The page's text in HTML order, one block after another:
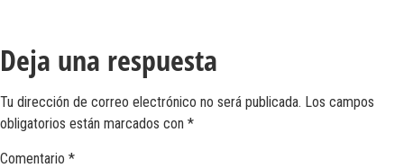
Deja una respuesta
Tu dirección de correo electrónico no será publicada. Los campos
obligatorios están marcados con *
Comentario *